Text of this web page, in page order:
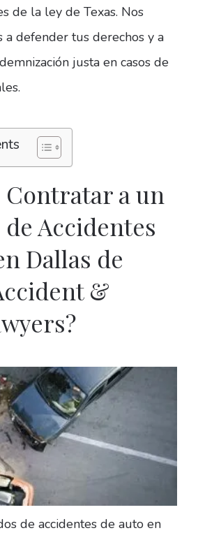
de la ley de Texas. Nos
a defender tus derechos y a
justa en casos de
Contratar a un
Accidentes
Dallas de
&
de accidentes de auto en